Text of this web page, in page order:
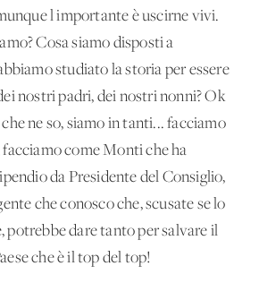
l'importante è uscirne vivi.
Cosa siamo disposti a
studiato la storia per essere
nostri padri, dei nostri nonni? Ok
ne so, siamo in tanti... facciamo
come Monti che ha
da Presidente del Consiglio,
che conosco che, scusate se lo
potrebbe dare tanto per salvare il
che è il top del top!